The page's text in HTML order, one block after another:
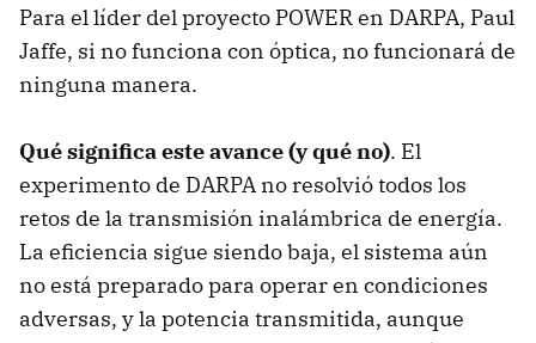
Para el líder del proyecto POWER en DARPA, Paul
Jaffe, si no funciona con óptica, no funcionará de
ninguna manera.
Qué significa este avance (y qué no). El
experimento de DARPA no resolvió todos los
retos de la transmisión inalámbrica de energía.
La eficiencia sigue siendo baja, el sistema aún
no está preparado para operar en condiciones
adversas, y la potencia transmitida, aunque